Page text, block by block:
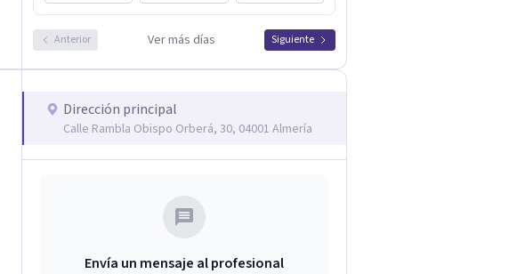
Anterior Ver más días Siguiente
Dirección principal
Calle Rambla Obispo Orberá, 30, 04001 Almería
Envía un mensaje al profesional